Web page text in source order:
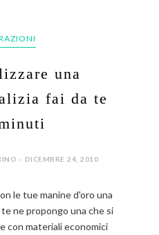
una
fai da te
- DICEMBRE 24, 2010
le tue manine d'oro una
ne propongo una che si
con materiali economici